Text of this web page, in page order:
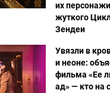
их
жуткого
Зендеи
Увязли в
и неоне:
фильма «Ее
ад» — кто на